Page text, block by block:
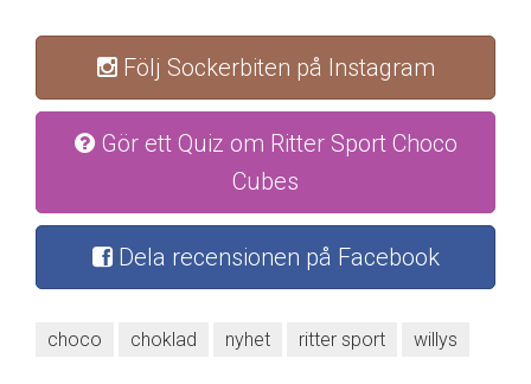
Följ Sockerbiten på Instagram
Gör ett Quiz om Ritter Sport Choco
Cubes
Dela recensionen på Facebook
choco choklad nyhet ritter sport willys